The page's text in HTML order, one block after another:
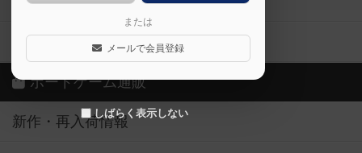
または
メールで会員登録
しばらく表示しない
ボドゲーマご利用案内
ボードゲーム通販
新作・再入荷情報